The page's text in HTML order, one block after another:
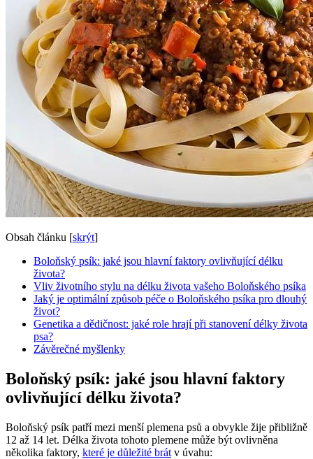
Obsah článku [skrýt]
Boloňský psík: jaké jsou hlavní faktory ovlivňující délku
života?
Vliv životního stylu na délku života vašeho Boloňského psíka
Jaký je optimální způsob péče o Boloňského psíka pro dlouhý
život?
Genetika a dědičnost: jaké role hrají při stanovení délky života
psa?
Závěrečné myšlenky
Boloňský psík: jaké jsou hlavní faktory
ovlivňující délku života?
Boloňský psík patří mezi menší plemena psů a obvykle žije přibližně
12 až 14 let. Délka života tohoto plemene může být ovlivněna
několika faktory, které je důležité brát v úvahu: